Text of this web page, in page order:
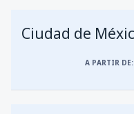
A PARTIR DE: